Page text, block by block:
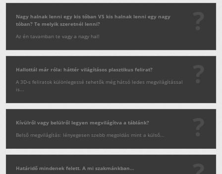
Nagy halnak lenni egy kis tóban VS kis halnak lenni egy nagy
tóban? Te melyik szeretnél lenni?
Az én tavamban te vagy a nagy hal!
Hallottál már róla: háttér világításos plasztikus felirat?
A 3D-s feliratok különlegessé tehetők még hátsó ledes megvilágítással
is...
Kívülről vagy belülről legyen megvilágítva a táblánk?
Belső megvilágítás: lényegesen szebb megoldás mint a külső...
Határidő mindenek felett. A mi szakmánkban…